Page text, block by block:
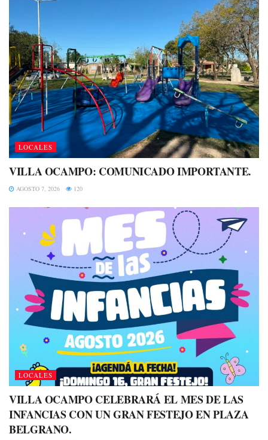
LOCALES
VILLA OCAMPO: COMUNICADO IMPORTANTE.
AGOSTO 7, 2026 120
LOCALES
VILLA OCAMPO CELEBRARÁ EL MES DE LAS
INFANCIAS CON UN GRAN FESTEJO EN PLAZA
BELGRANO.